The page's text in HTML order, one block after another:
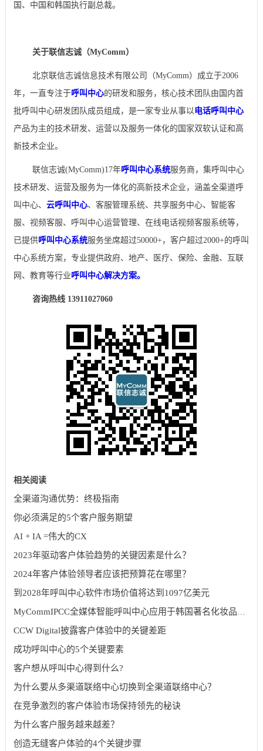
国、中国和韩国执行副总裁。
关于联信志诚（MyComm）
北京联信志诚信息技术有限公司（MyComm）成立于2006
年，一直专注于呼叫中心的研发和服务，核心技术团队由国内首
批呼叫中心研发团队成员组成，是一家专业从事以电话呼叫中心
产品为主的技术研发、运营以及服务一体化的国家双软认证和高
新技术企业。
联信志诚(MyComm)17年呼叫中心系统服务商，集呼叫中心
技术研发、运营及服务为一体化的高新技术企业，涵盖全渠道呼
叫中心、 云呼叫中心、客服管理系统、共享服务中心、智能客
服、视频客服、呼叫中心运营管理、在线电话视频客服系统等，
已提供呼叫中心系统服务坐席超过50000+，客户超过2000+的呼叫
中心系统方案，专业提供政府、地产、医疗、保险、金融、互联
网、教育等行业呼叫中心解决方案。
咨询热线 13911027060
相关阅读
全渠道沟通优势：终极指南
你必须满足的5个客户服务期望
AI + IA =伟大的CX
2023年驱动客户体验趋势的关键因素是什么？
2024年客户体验领导者应该把预算花在哪里？
到2028年呼叫中心软件市场价值将达到1097亿美元
MyCommIPCC全媒体智能呼叫中心应用于韩国著名化妆品集团
CCW Digital披露客户体验中的关键差距
成功呼叫中心的5个关键要素
客户想从呼叫中心得到什么?
为什么要从多渠道联络中心切换到全渠道联络中心？
在竞争激烈的客户体验市场保持领先的秘诀
为什么客户服务越来越差？
​创造无缝客户体验的4个关键步骤